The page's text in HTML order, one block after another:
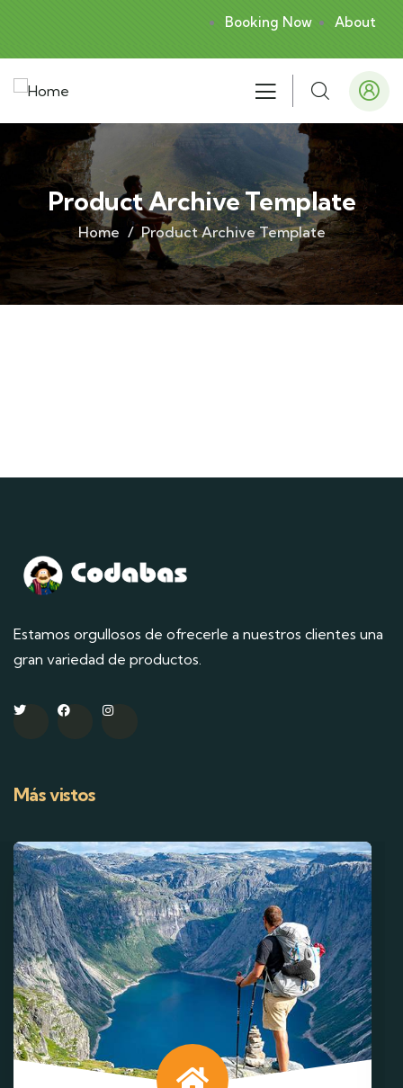
Booking Now About
Product Archive Template
Home Product Archive Template
Estamos orgullosos de ofrecerle a nuestros clientes una
gran variedad de productos.
Más vistos